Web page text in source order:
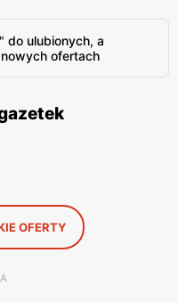
do ulubionych, a
ofertach
OFERTY